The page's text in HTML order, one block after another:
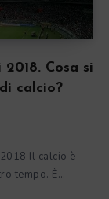
Cosa si
calcio?
Il calcio è
tempo. È…